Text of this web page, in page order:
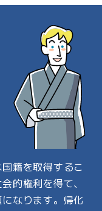
籍を取得するこ
的権利を得て、
なります。帰化